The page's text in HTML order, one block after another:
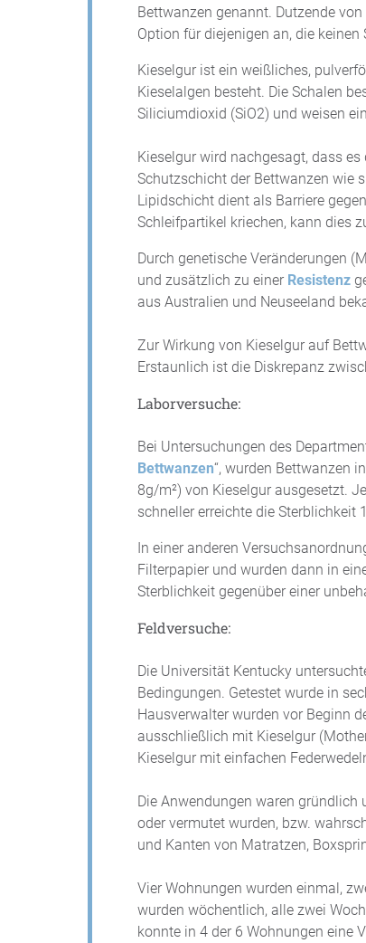
Bettwanzen genannt. Dutzende
Option für diejenigen an, die
Kieselgur ist ein weißliches,
Kieselalgen besteht. Die Schalen
Siliciumdioxid (SiO2) und weisen
Kieselgur wird nachgesagt, dass
Schutzschicht der Bettwanzen wie
Lipidschicht dient als Barriere
Schleifpartikel kriechen, kann dies
Durch genetische Veränderungen
und zusätzlich zu einer Resistenz
aus Australien und Neuseeland
Zur Wirkung von Kieselgur auf
Erstaunlich ist die Diskrepanz
Laborversuche:
Bei Untersuchungen des
Bettwanzen“, wurden Bettwanzen
8g/m²) von Kieselgur ausgesetzt.
schneller erreichte die Sterblichkeit
In einer anderen
Filterpapier und wurden dann in
Sterblichkeit gegenüber einer
Feldversuche:
Die Universität Kentucky
Bedingungen. Getestet wurde in
Hausverwalter wurden vor Beginn
ausschließlich mit Kieselgur
Kieselgur mit einfachen
Die Anwendungen waren gründlich
oder vermutet wurden, bzw.
und Kanten von Matratzen,
Vier Wohnungen wurden einmal,
wurden wöchentlich, alle zwei
konnte in 4 der 6 Wohnungen eine